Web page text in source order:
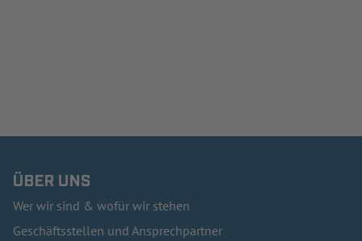
ÜBER UNS
Wer wir sind & wofür wir stehen
Geschäftsstellen und Ansprechpartner